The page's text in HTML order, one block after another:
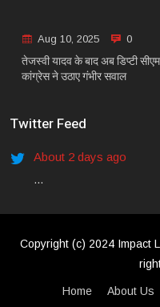
Aug 10, 2025 0
तेजस्वी यादव के बाद अब डिप्टी
कांग्रेस ने उठाए गंभीर सवाल
Twitter Feed
About 2 days ago
...
Copyright (c) 2024 Impact
Home About Us